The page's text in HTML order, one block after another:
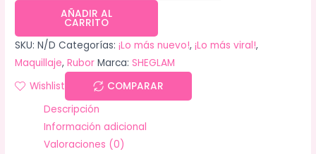
AÑADIR AL
CARRITO
SKU:N/D Categorías:¡Lo más nuevo!,¡Lo más viral!,
Maquillaje,Rubor Marca:SHEGLAM
Wishlist
COMPARAR
Descripción
Información adicional
Valoraciones (0)